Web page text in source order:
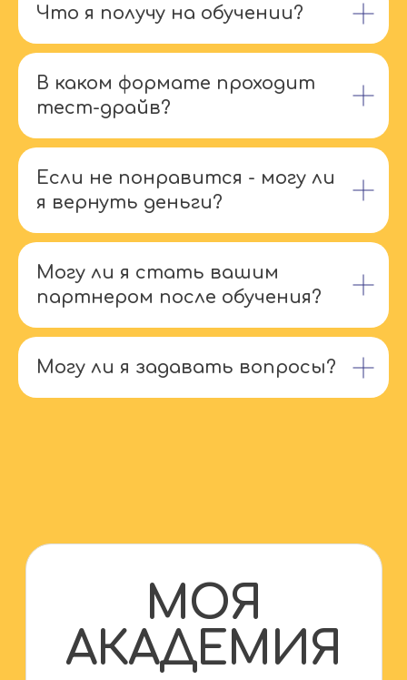
Что я получу на обучении?
В каком формате проходит
тест-драйв?
Если не понравится - могу ли
я вернуть деньги?
Могу ли я стать вашим
партнером после обучения?
Могу ли я задавать вопросы?